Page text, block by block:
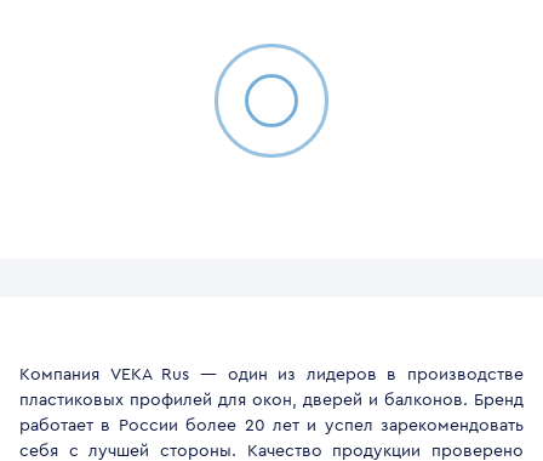
Компания VEKA Rus — один из лидеров в производстве
пластиковых профилей для окон, дверей и балконов. Бренд
работает в России более 20 лет и успел зарекомендовать
себя с лучшей стороны. Качество продукции проверено